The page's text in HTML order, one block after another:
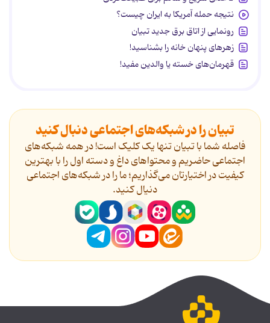
نتیجه حمله آمریکا به ایران چیست؟
رونمایی از اتاق برق جدید تبیان
زهرهای پنهان خانه را بشناسید!
قهرمان‌های خسته یا والدین مفید!
تبیان را در شبکه‌های اجتماعی دنبال کنید
فاصله شما با تبیان تنها یک کلیک است! در همه شبکه‌های
اجتماعی حاضریم و محتواهای داغ و دسته اول را با بهترین
کیفیت در اختیارتان می‌گذاریم؛ ما را در شبکه‌های اجتماعی
دنیال کنید.